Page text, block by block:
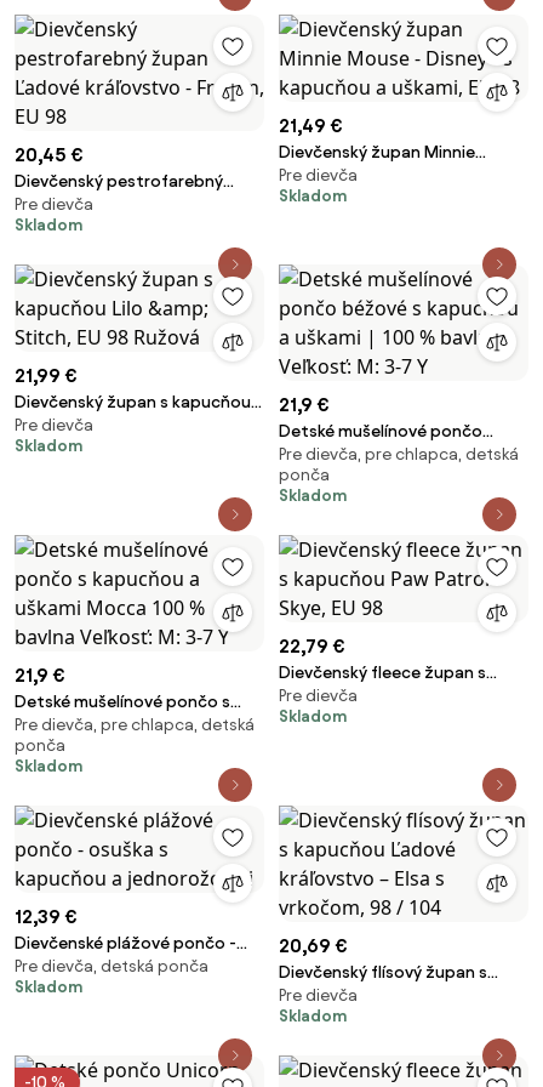
20,45 €
Dievčenský pestrofarebný
župan Ľadové kráľovstvo -
Frozen, EU 98
Pre dievča
Skladom
21,49 €
Dievčenský župan Minnie
Mouse - Disney - s kapucňou a
uškami, EU 98
Pre dievča
Skladom
21,99 €
Dievčenský župan s kapucňou
Lilo &amp; Stitch, EU 98 Ružová
Pre dievča
Skladom
21,9 €
Detské mušelínové pončo
béžové s kapucňou a uškami |
100 % bavlna Veľkosť: M: 3-7 Y
Pre dievča, pre chlapca, detská
ponča
Skladom
21,9 €
Detské mušelínové pončo s
kapucňou a uškami Mocca 100
% bavlna Veľkosť: M: 3-7 Y
Pre dievča, pre chlapca, detská
ponča
Skladom
22,79 €
Dievčenský fleece župan s
kapucňou Paw Patrol - Skye, EU
98
Pre dievča
Skladom
12,39 €
Dievčenské plážové pončo -
osuška s kapucňou a
jednorožcami
Pre dievča, detská ponča
Skladom
20,69 €
Dievčenský flísový župan s
kapucňou Ľadové kráľovstvo –
Elsa s vrkočom, 98 / 104
Pre dievča
Skladom
-10 %